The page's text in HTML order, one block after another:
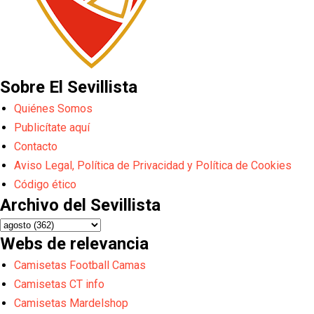
Sobre El Sevillista
Quiénes Somos
Publicítate aquí
Contacto
Aviso Legal, Política de Privacidad y Política de Cookies
Código ético
Archivo del Sevillista
Webs de relevancia
Camisetas Football Camas
Camisetas CT info
Camisetas Mardelshop